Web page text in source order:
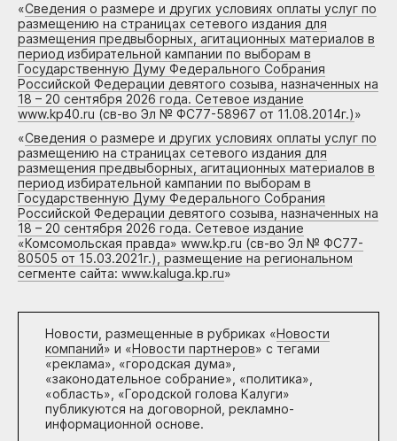
«Сведения о размере и других условиях оплаты услуг по
размещению на страницах сетевого издания для
размещения предвыборных, агитационных материалов в
период избирательной кампании по выборам в
Государственную Думу Федерального Собрания
Российской Федерации девятого созыва, назначенных на
18 – 20 сентября 2026 года. Сетевое издание
www.kp40.ru (св-во Эл № ФС77-58967 от 11.08.2014г.)»
«Сведения о размере и других условиях оплаты услуг по
размещению на страницах сетевого издания для
размещения предвыборных, агитационных материалов в
период избирательной кампании по выборам в
Государственную Думу Федерального Собрания
Российской Федерации девятого созыва, назначенных на
18 – 20 сентября 2026 года. Сетевое издание
«Комсомольская правда» www.kp.ru (св-во Эл № ФС77-
80505 от 15.03.2021г.), размещение на региональном
сегменте сайта: www.kaluga.kp.ru»
Новости, размещенные в рубриках «Новости
компаний» и «Новости партнеров» с тегами
«реклама», «городская дума»,
«законодательное собрание», «политика»,
«область», «Городской голова Калуги»
публикуются на договорной, рекламно-
информационной основе.